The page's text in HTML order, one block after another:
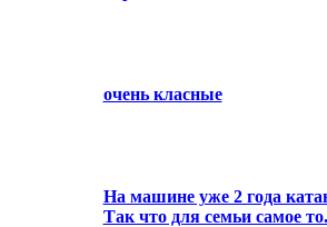
очень класные
На машине уже 2 года
Так что для семьи самое